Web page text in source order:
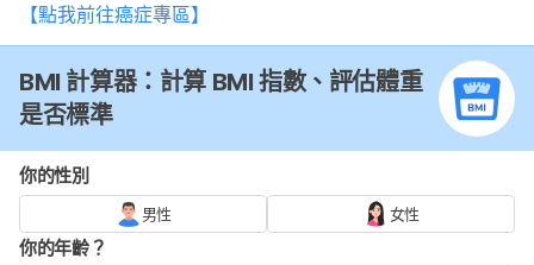
【點我前往癌症專區】
BMI 計算器：計算 BMI 指數、評估體重
是否標準
你的性別
男性 女性
你的年齡？